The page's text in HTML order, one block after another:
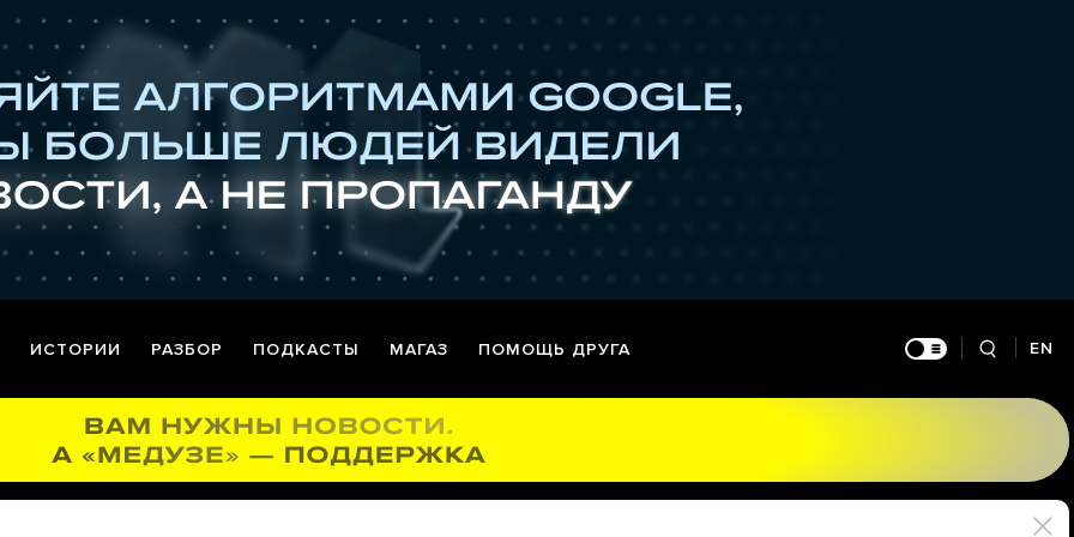
ИСТОРИИ РАЗБОР ПОДКАСТЫ МАГАЗ ПОМОЩЬ ДРУГА EN